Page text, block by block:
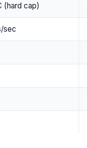
(hard cap)
sec